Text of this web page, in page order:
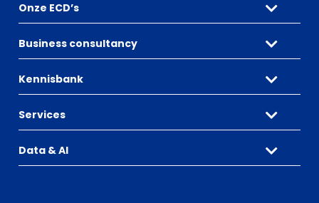
Onze ECD’s
Business consultancy
Kennisbank
Services
Data & AI